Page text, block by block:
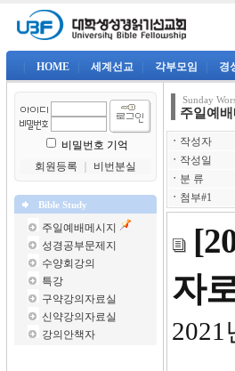
HOME 세계선교 각부모임 경
비밀번호 기억
회원등록
비번분실
Bible Study
주일예배메시지
성경공부문제지
수양회강의
특강
구약강의자료실
신약강의자료실
강의안책자
Sunday
주일예배
ㆍ 작성자
ㆍ 작성일
ㆍ 분 류
ㆍ 첨부#1
자
2021